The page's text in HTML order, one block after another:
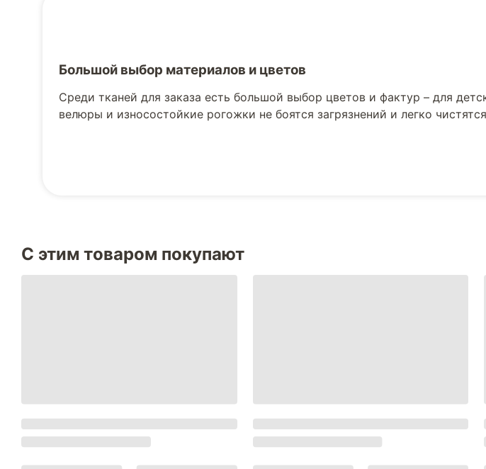
Большой выбор материалов и цветов
Среди тканей для заказа есть большой выбор цветов и фактур – для
велюры и износостойкие рогожки не боятся загрязнений и легко
С этим товаром покупают